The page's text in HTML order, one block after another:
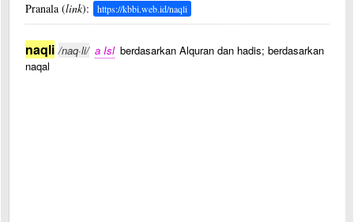
Pranala (link): https://kbbi.web.id/naqli
naqli /naq·li/ a Isl berdasarkan Alquran dan hadis; berdasarkan
naqal